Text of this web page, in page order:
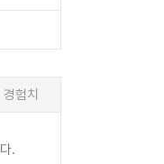
경험치
.